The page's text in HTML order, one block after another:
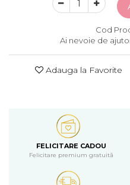
Cod
Ai nevoie de
Adauga la Favorite
FELICITARE CADOU
Felicitare premium gratuită